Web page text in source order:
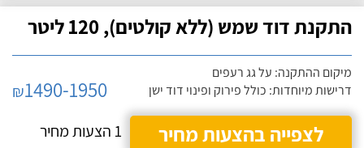
התקנת דוד שמש (ללא קולטים), 120 ליטר
מיקום ההתקנה: על גג רעפים
דרישות מיוחדות: כולל פירוק ופינוי דוד ישן
₪1490-1950
לצפייה בהצעות מחיר
1 הצעות מחיר